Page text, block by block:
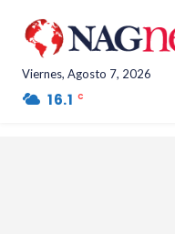
Viernes, Agosto 7, 2026
16.1 C